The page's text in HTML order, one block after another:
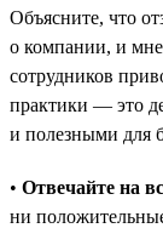
Объясните, что
о компании, и
сотрудников
практики — это
и полезными для
• Отвечайте на
ни